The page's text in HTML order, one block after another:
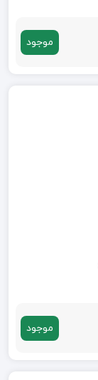
موجود
موجود